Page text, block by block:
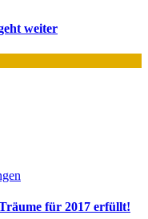
weiter
für 2017 erfüllt!